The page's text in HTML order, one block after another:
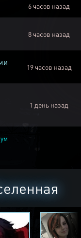
6 часов назад
8 часов назад
19 часов назад
1 день назад